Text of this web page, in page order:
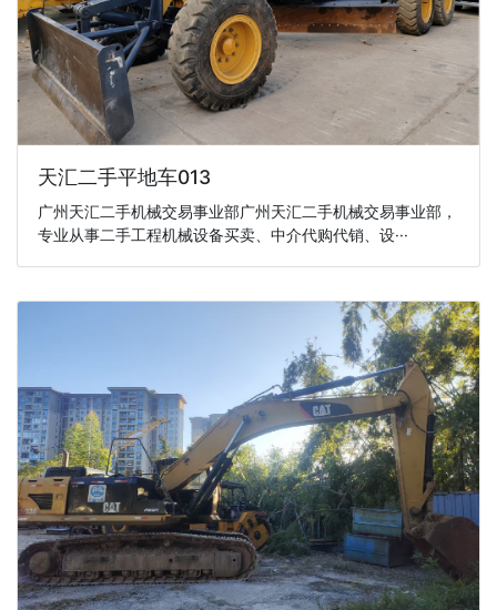
天汇二手平地车013
广州天汇二手机械交易事业部广州天汇二手机械交易事业部，
专业从事二手工程机械设备买卖、中介代购代销、设···